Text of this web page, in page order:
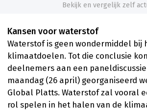
Bekijk en vergelijk zelf
Kansen voor waterstof
Waterstof is geen wondermiddel bij
klimaatdoelen. Tot die conclusie
deelnemers aan een
maandag (26 april) georganiseerd
Global Platts. Waterstof zal vooral
rol spelen in het halen van de